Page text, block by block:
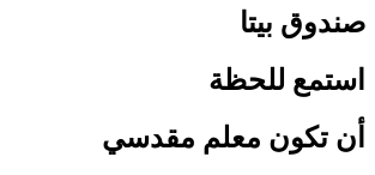
صندوق بيتا
استمع للحظة
أن تكون معلم مقدسي